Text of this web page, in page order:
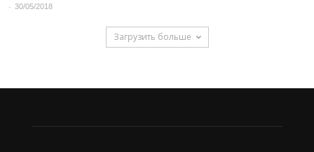
- 30/05/2018
Загрузить больше